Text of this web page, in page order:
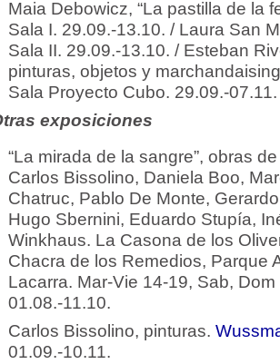
Maia Debowicz, “La pastilla de la
Sala I. 29.09.-13.10. / Laura San
Sala II. 29.09.-13.10. / Esteban
pinturas, objetos y
Sala Proyecto Cubo. 29.09.-07.11.
exposiciones
“La mirada de la sangre”, obras
Carlos Bissolino, Daniela Boo,
Chatruc, Pablo De Monte,
Hugo Sbernini, Eduardo Stupía,
Winkhaus. La Casona de los
Chacra de los Remedios, Parque
Lacarra. Mar-Vie 14-19, Sab,
01.08.-11.10.
Carlos Bissolino, pinturas.
01.09.-10.11.